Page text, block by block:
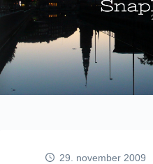
29. november 2009